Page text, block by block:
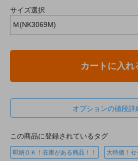
サイズ選択
カートに入れ
オプションの値段詳
この商品に登録されているタグ
即納ＯＫ！在庫がある商品！！ 大特価！セ